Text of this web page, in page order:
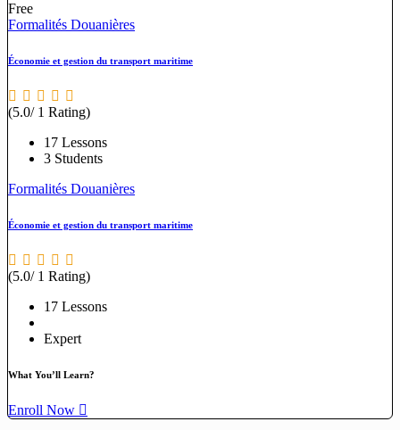
Free
Formalités Douanières
Économie et gestion du transport maritime
(5.0/ 1 Rating)
17 Lessons
3 Students
Formalités Douanières
Économie et gestion du transport maritime
(5.0/ 1 Rating)
17 Lessons
Expert
What You’ll Learn?
Enroll Now